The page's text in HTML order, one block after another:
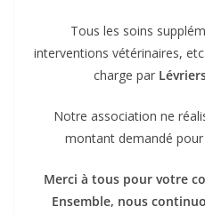
Tous les soins
interventions vétérinaires,
charge par
Notre association ne
montant demandé
Merci à tous pour votre
Ensemble, nous